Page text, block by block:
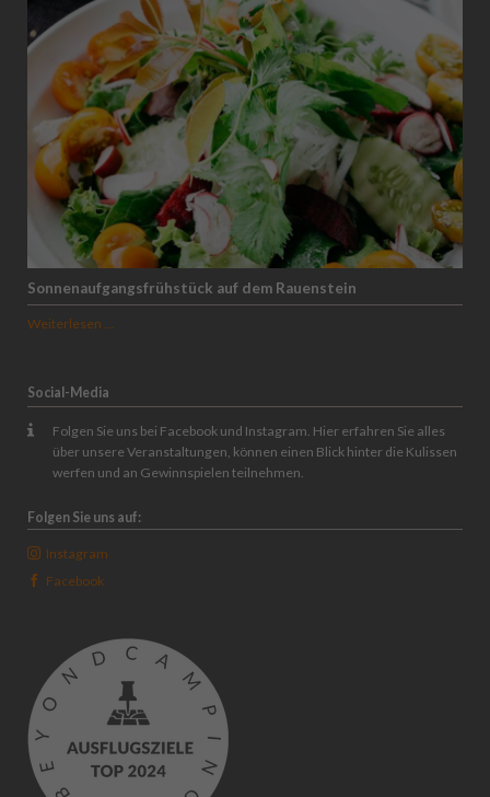
Sonnenaufgangsfrühstück auf dem Rauenstein
Weiterlesen …
Social-Media
Folgen Sie uns bei Facebook und Instagram. Hier erfahren Sie alles
über unsere Veranstaltungen, können einen Blick hinter die Kulissen
werfen und an Gewinnspielen teilnehmen.
Folgen Sie uns auf:
Instagram
Facebook